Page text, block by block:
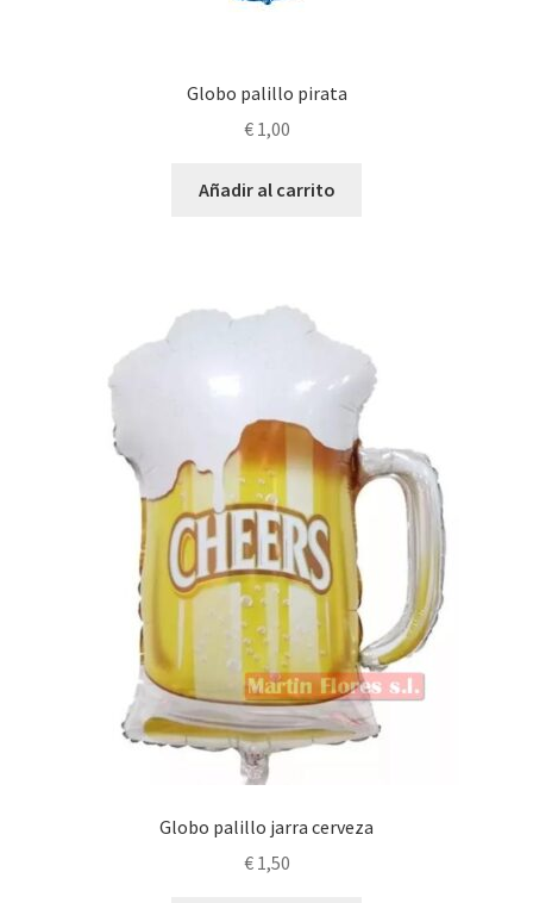
Globo palillo pirata
€1,00
Añadir al carrito
Globo palillo jarra cerveza
€1,50